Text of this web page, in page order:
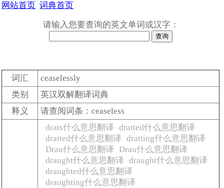
网站首页 词典首页
请输入您要查询的英文单词或汉字：
词汇
ceaselessly
类别
英汉双解翻译词典
释义
请查阅词条：ceaseless
drats什么意思翻译 dratted什么意思翻译
dratted什么意思翻译 dratting什么意思翻译
Drau什么意思翻译
Drau什么意思翻译
draught什么意思翻译 draught什么意思翻译
draughted什么意思翻译
draughting什么意思翻译